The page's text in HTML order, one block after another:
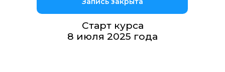
Старт курса
8 июля 2025 года